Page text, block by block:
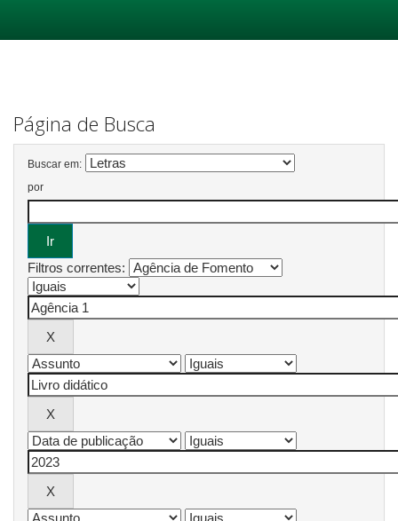
Página de Busca
Buscar em:
por
Filtros correntes: